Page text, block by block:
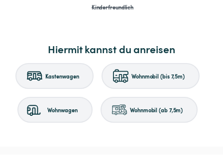
Kinderfreundlich
Hiermit kannst du anreisen
Kastenwagen Wohnmobil (bis 7,5m)
Wohnwagen Wohnmobil (ab 7,5m)